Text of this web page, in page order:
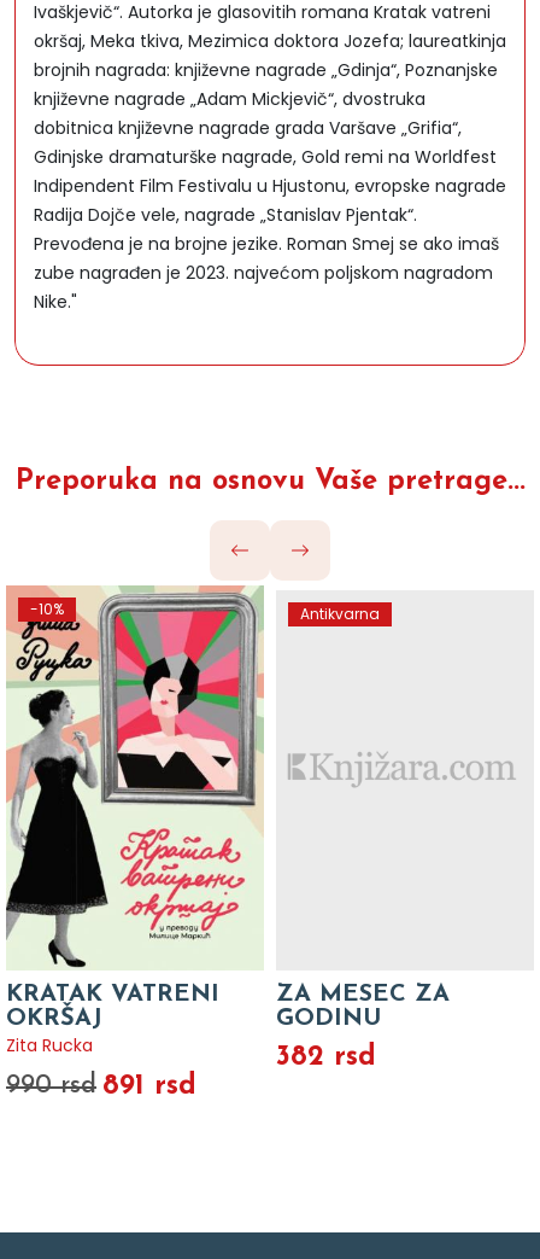
Ivaškjevič“. Autorka je glasovitih romana Kratak vatreni
okršaj, Meka tkiva, Mezimica doktora Jozefa; laureatkinja
brojnih nagrada: književne nagrade „Gdinja“, Poznanjske
književne nagrade „Adam Mickjevič“, dvostruka
dobitnica književne nagrade grada Varšave „Grifia“,
Gdinjske dramaturške nagrade, Gold remi na Worldfest
Indipendent Film Festivalu u Hjustonu, evropske nagrade
Radija Dojče vele, nagrade „Stanislav Pjentak“.
Prevođena je na brojne jezike. Roman Smej se ako imaš
zube nagrađen je 2023. najvećom poljskom nagradom
Nike."
Preporuka na osnovu Vaše pretrage...
-10%
KRATAK VATRENI
OKRŠAJ
Zita Rucka
990 rsd 891 rsd
Antikvarna
ZA MESEC ZA
GODINU
382 rsd